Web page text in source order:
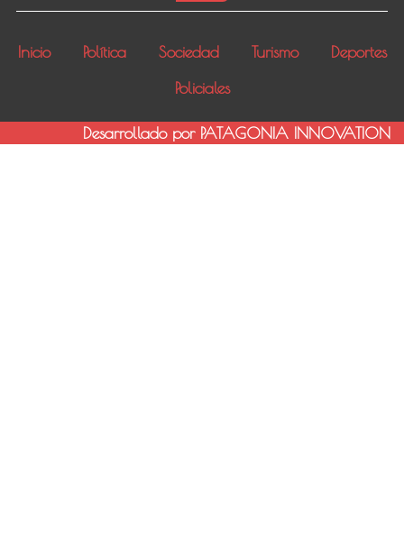
Inicio Política Sociedad Turismo
Deportes
Policiales
Desarrollado por PATAGONIA INNOVATION